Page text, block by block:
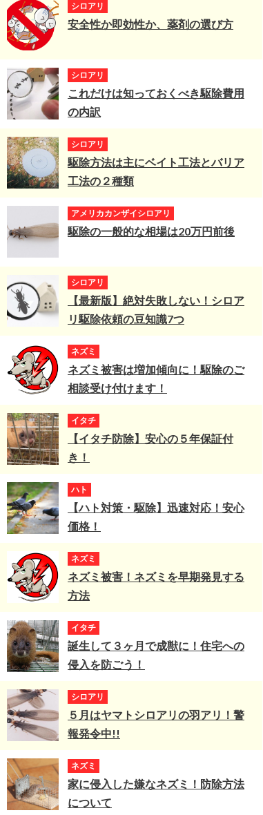
シロアリ
安全性か即効性か、薬剤の選び方
シロアリ
これだけは知っておくべき駆除費用
の内訳
シロアリ
駆除方法は主にベイト工法とバリア
工法の２種類
アメリカカンザイシロアリ
駆除の一般的な相場は20万円前後
シロアリ
【最新版】絶対失敗しない！シロア
リ駆除依頼の豆知識7つ
ネズミ
ネズミ被害は増加傾向に！駆除のご
相談受け付けます！
イタチ
【イタチ防除】安心の５年保証付
き！
ハト
【ハト対策・駆除】迅速対応！安心
価格！
ネズミ
ネズミ被害！ネズミを早期発見する
方法
イタチ
誕生して３ヶ月で成獣に！住宅への
侵入を防ごう！
シロアリ
５月はヤマトシロアリの羽アリ！警
報発令中!!
ネズミ
家に侵入した嫌なネズミ！防除方法
について